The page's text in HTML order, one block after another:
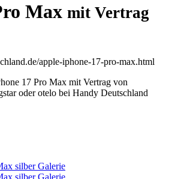
Max mit Vertrag
apple-iphone-17-pro-max.html
17 Pro Max mit Vertrag von
oder otelo bei Handy Deutschland